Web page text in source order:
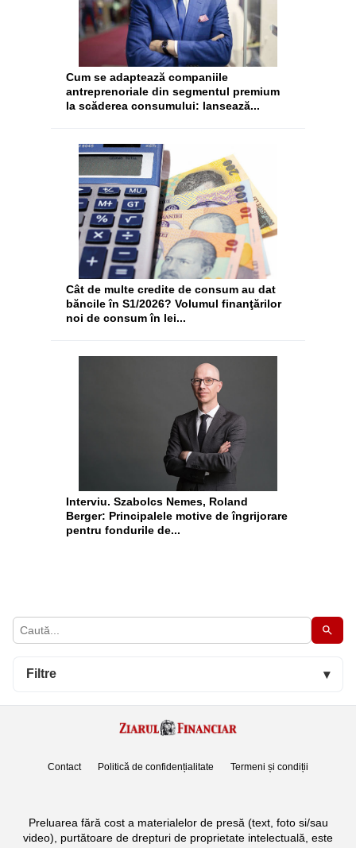
Filtre ▾
Cum se adaptează companiile
antreprenoriale din segmentul premium
la scăderea consumului: lansează...
Cât de multe credite de consum au dat
băncile în S1/2026? Volumul finanţărilor
noi de consum în lei...
Interviu. Szabolcs Nemes, Roland
Berger: Principalele motive de îngrijorare
pentru fondurile de...
Contact Politică de confidențialitate Termeni și condiții
Preluarea fără cost a materialelor de presă (text, foto si/sau
video), purtătoare de drepturi de proprietate intelectuală, este